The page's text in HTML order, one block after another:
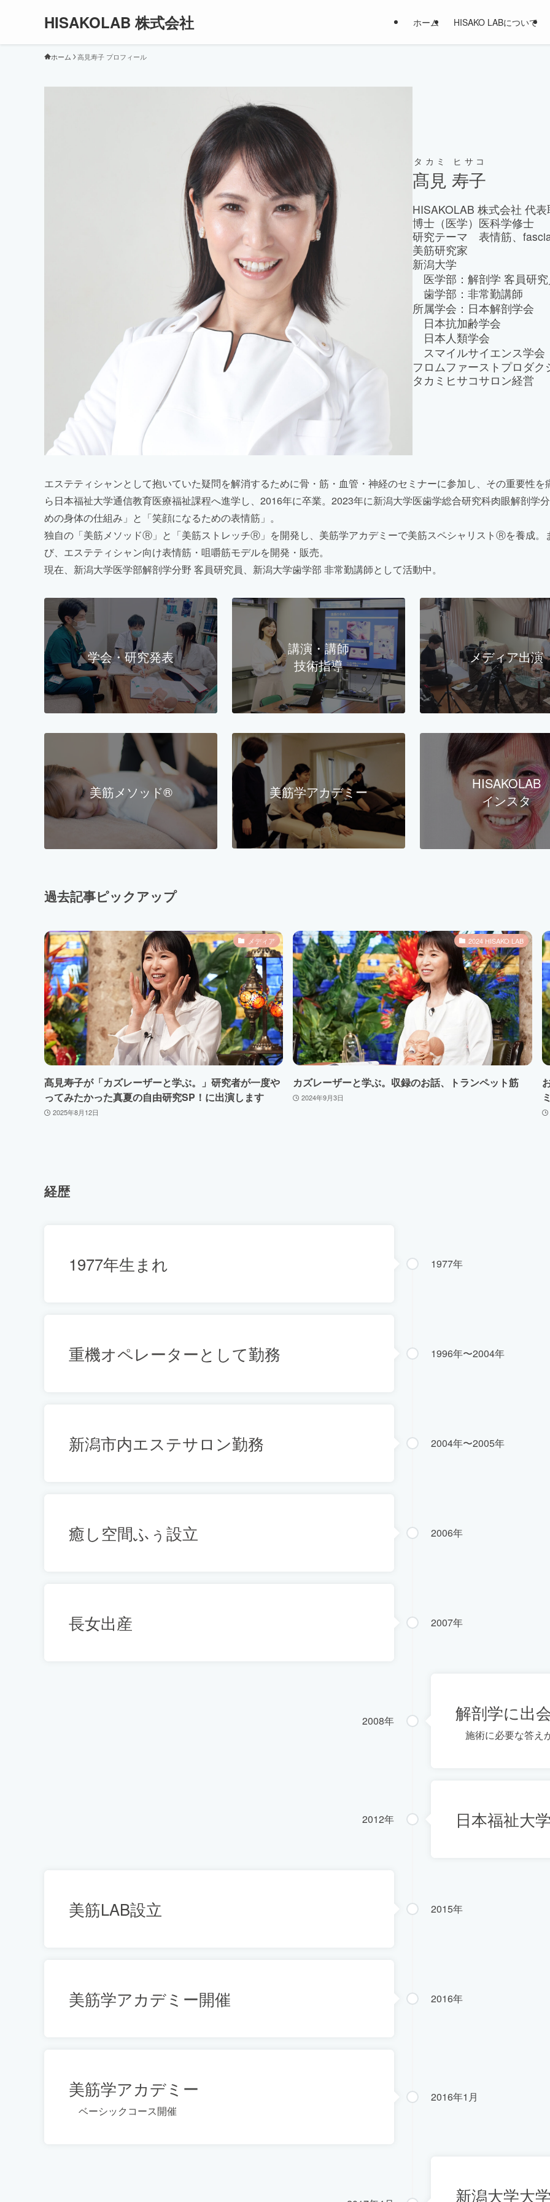
HISAKOLAB 株式会社 ホーム HISAKO LABについて
ホーム 高見寿子 プロフィール
髙見 寿子
タカミ ヒサコ
HISAKOLAB 株式会社 代表
博士（医学）医科学修士
研究テーマ 表情筋、
美筋研究家
新潟大学
医学部：解剖学 客員研究
歯学部：非常勤講師
所属学会：日本解剖学会
日本抗加齢学会
日本人類学会
スマイルサイエンス学会
フロムファーストプロダク
タカミヒサコサロン経営
エステティシャンとして抱いていた疑問を解消するために骨・筋・血管・神経のセミナーに参加し、その重要性
ら日本福祉大学通信教育医療福祉課程へ進学し、2016年に卒業。2023年に新潟大学医歯学総合研究科肉眼解剖学
めの身体の仕組み」と「笑顔になるための表情筋」。
独自の「美筋メソッドⓇ」と「美筋ストレッチⓇ」を開発し、美筋学アカデミーで美筋スペシャリストⓇを養成。
び、エステティシャン向け表情筋・咀嚼筋モデルを開発・販売。
現在、新潟大学医学部解剖学分野 客員研究員、新潟大学歯学部 非常勤講師として活動中。
学会・研究発表
講演・講師
技術指導
メディア出演
美筋メソッド® 美筋学アカデミー
HISAKOLAB
インスタ
過去記事ピックアップ
メディア
髙見寿子が「カズレーザーと学ぶ。」研究者が一度や
ってみたかった真夏の自由研究SP！に出演します
2025年8月12日
2024 HISAKO LAB
カズレーザーと学ぶ。収録のお話、トランペット筋
2024年9月3日
経歴
1977年生まれ 1977年
重機オペレーターとして勤務 1996年〜2004年
新潟市内エステサロン勤務 2004年〜2005年
癒し空間ふぅ設立 2006年
長女出産 2007年
解剖学に出
施術に必要な答え
2008年
日本福祉大
2012年
美筋LAB設立 2015年
美筋学アカデミー開催 2016年
美筋学アカデミー
ベーシックコース開催
2016年1月
新潟大学大